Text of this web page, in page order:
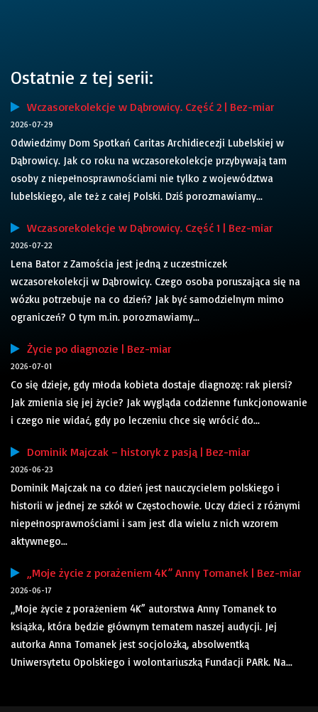
Ostatnie z tej serii:
Wczasorekolekcje w Dąbrowicy. Część 2 | Bez-miar
2026-07-29
Odwiedzimy Dom Spotkań Caritas Archidiecezji Lubelskiej w
Dąbrowicy. Jak co roku na wczasorekolekcje przybywają tam
osoby z niepełnosprawnościami nie tylko z województwa
lubelskiego, ale też z całej Polski. Dziś porozmawiamy...
Wczasorekolekcje w Dąbrowicy. Część 1 | Bez-miar
2026-07-22
Lena Bator z Zamościa jest jedną z uczestniczek
wczasorekolekcji w Dąbrowicy. Czego osoba poruszająca się na
wózku potrzebuje na co dzień? Jak być samodzielnym mimo
ograniczeń? O tym m.in. porozmawiamy...
Życie po diagnozie | Bez-miar
2026-07-01
Co się dzieje, gdy młoda kobieta dostaje diagnozę: rak piersi?
Jak zmienia się jej życie? Jak wygląda codzienne funkcjonowanie
i czego nie widać, gdy po leczeniu chce się wrócić do...
Dominik Majczak – historyk z pasją | Bez-miar
2026-06-23
Dominik Majczak na co dzień jest nauczycielem polskiego i
historii w jednej ze szkół w Częstochowie. Uczy dzieci z różnymi
niepełnosprawnościami i sam jest dla wielu z nich wzorem
aktywnego...
„Moje życie z porażeniem 4K” Anny Tomanek | Bez-miar
2026-06-17
„Moje życie z porażeniem 4K” autorstwa Anny Tomanek to
książka, która będzie głównym tematem naszej audycji. Jej
autorka Anna Tomanek jest socjolożką, absolwentką
Uniwersytetu Opolskiego i wolontariuszką Fundacji PARk. Na...